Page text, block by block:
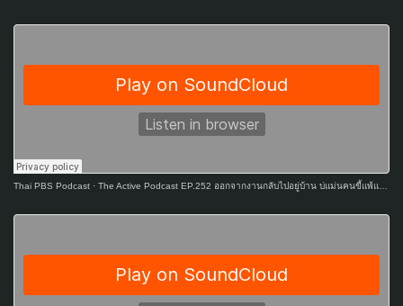
Thai PBS Podcast · The Active Podcast EP.252 ออกจากงานกลับไปอยู่บ้าน บ่แม่นคนขี้แพ้แต่เป็นจอมยุทธ์เด้หนิ